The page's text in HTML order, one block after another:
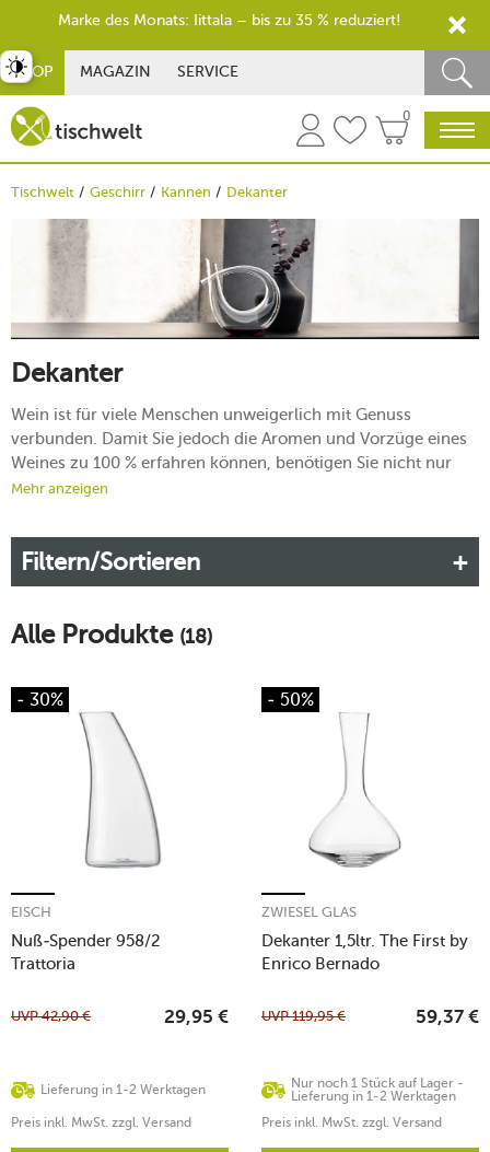
SHOP MAGAZIN SERVICE
0
Tischwelt Geschirr Kannen Dekanter
Dekanter
Wein ist für viele Menschen unweigerlich mit Genuss
verbunden. Damit Sie jedoch die Aromen und Vorzüge eines
Weines zu 100 % erfahren können, benötigen Sie nicht nur
das richtige Weinglas, sondern ebenso einen Dekanter, der
Wir von tischwelt wissen, wie wichtig ein Weindekanter für
den Genuss ist und bieten Ihnen in unserem Sortiment
zahlreiche Modelle von renommierten Herstellern an.
Mehr anzeigen
Filtern/Sortieren
Alle Produkte (18)
- 30%
Nuß-Spender 958/2
Trattoria
EISCH
Lieferung in 1-2 Werktagen
UVP42,90 € 29,95 €
Preis inkl. MwSt. zzgl. Versand
- 50%
Dekanter 1,5ltr. The First by
Enrico Bernado
ZWIESEL GLAS
Nur noch 1 Stück auf Lager -
Lieferung in 1-2 Werktagen
UVP119,95 € 59,37 €
Preis inkl. MwSt. zzgl. Versand
umschalten
Marke des Monats: Iittala – bis zu 35 % reduziert!